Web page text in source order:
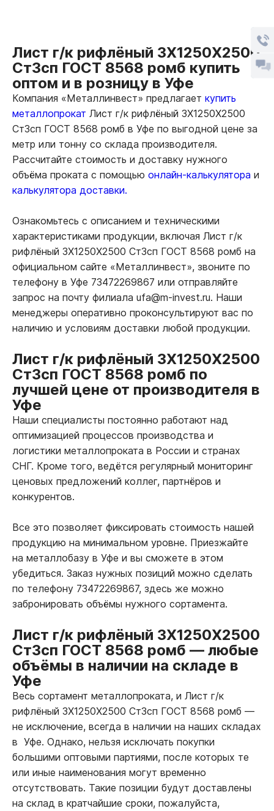
Лист г/к рифлёный 3Х1250Х2500
Ст3сп ГОСТ 8568 ромб купить
оптом и в розницу в Уфе
Компания «Металлинвест» предлагает купить
металлопрокат Лист г/к рифлёный 3Х1250Х2500
Ст3сп ГОСТ 8568 ромб в Уфе по выгодной цене за
метр или тонну со склада производителя.
Рассчитайте стоимость и доставку нужного
объёма проката с помощью онлайн-калькулятора и
калькулятора доставки.
Ознакомьтесь с описанием и техническими
характеристиками продукции, включая Лист г/к
рифлёный 3Х1250Х2500 Ст3сп ГОСТ 8568 ромб на
официальном сайте «Металлинвест», звоните по
телефону в Уфе 73472269867 или отправляйте
запрос на почту филиала ufa@m-invest.ru. Наши
менеджеры оперативно проконсультируют вас по
наличию и условиям доставки любой продукции.
Лист г/к рифлёный 3Х1250Х2500
Ст3сп ГОСТ 8568 ромб по
лучшей цене от производителя в
Уфе
Наши специалисты постоянно работают над
оптимизацией процессов производства и
логистики металлопроката в России и странах
СНГ. Кроме того, ведётся регулярный мониторинг
ценовых предложений коллег, партнёров и
конкурентов.
Все это позволяет фиксировать стоимость нашей
продукцию на минимальном уровне. Приезжайте
на металлобазу в Уфе и вы сможете в этом
убедиться. Заказ нужных позиций можно сделать
по телефону 73472269867, здесь же можно
забронировать объёмы нужного сортамента.
Лист г/к рифлёный 3Х1250Х2500
Ст3сп ГОСТ 8568 ромб — любые
объёмы в наличии на складе в
Уфе
Весь сортамент металлопроката, и Лист г/к
рифлёный 3Х1250Х2500 Ст3сп ГОСТ 8568 ромб —
не исключение, всегда в наличии на наших складах
в Уфе. Однако, нельзя исключать покупки
большими оптовыми партиями, после которых те
или иные наименования могут временно
отсутствовать. Такие позиции будут доставлены
на склад в кратчайшие сроки, пожалуйста,